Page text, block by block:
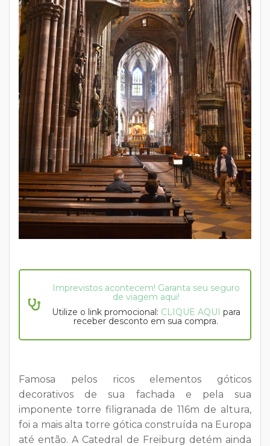
Imprevistos acontecem! Garanta seu seguro
de viagem aqui!
Utilize o link promocional: CLIQUE AQUI para
receber desconto em sua compra.
Famosa pelos ricos elementos góticos
decorativos de sua fachada e pela sua
imponente torre filigranada de 116m de altura,
foi a mais alta torre gótica construída na Europa
até então. A Catedral de Freiburg detém ainda